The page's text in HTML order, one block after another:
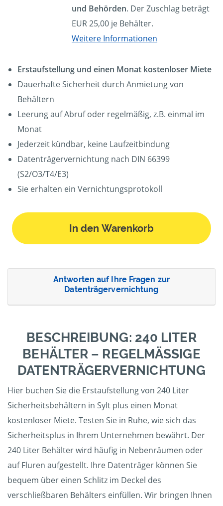
und Behörden. Der Zuschlag beträgt
EUR 25,00 je Behälter.
Weitere Informationen
Erstaufstellung und einen Monat kostenloser Miete
Dauerhafte Sicherheit durch Anmietung von
Behältern
Leerung auf Abruf oder regelmäßig, z.B. einmal im
Monat
Jederzeit kündbar, keine Laufzeitbindung
Datenträgervernichtung nach DIN 66399
(S2/O3/T4/E3)
Sie erhalten ein Vernichtungsprotokoll
In den Warenkorb
Antworten auf Ihre Fragen zur
Datenträgervernichtung
BESCHREIBUNG: 240 LITER
BEHÄLTER – REGELMÄSSIGE D
ATENTRÄGERVERNICHTUNG
Hier buchen Sie die Erstaufstellung von 240 Liter
Sicherheitsbehältern in Sylt plus einen Monat
kostenloser Miete. Testen Sie in Ruhe, wie sich das
Sicherheitsplus in Ihrem Unternehmen bewährt. Der
240 Liter Behälter wird häufig in Nebenräumen oder
auf Fluren aufgestellt. Ihre Datenträger können Sie
bequem über einen Schlitz im Deckel des
verschließbaren Behälters einfüllen. Wir bringen Ihnen